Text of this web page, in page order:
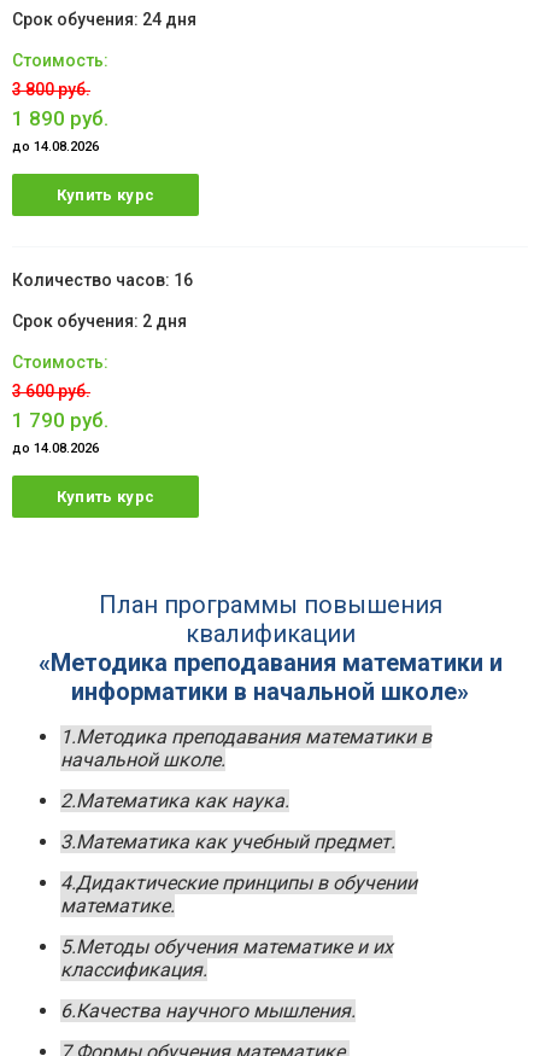
24 дня
3 800 руб.
1 890 руб.
до 14.08.2026
Купить курс
16
2 дня
3 600 руб.
1 790 руб.
до 14.08.2026
Купить курс
План программы повышения
квалификации
«Методика преподавания математики и
информатики в начальной школе»
1.Методика преподавания математики в
начальной школе.
2.Математика как наука.
3.Математика как учебный предмет.
4.Дидактические принципы в обучении
математике.
5.Методы обучения математике и их
классификация.
6.Качества научного мышления.